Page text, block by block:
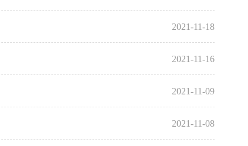
2021-11-18
2021-11-16
2021-11-09
2021-11-08